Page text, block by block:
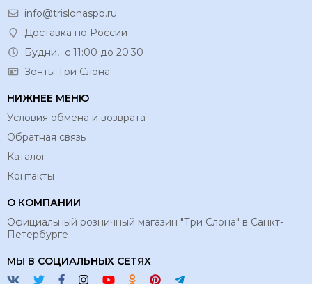
info@trislonaspb.ru
Доставка по России
Будни, с 11:00 до 20:30
Зонты Три Слона
НИЖНЕЕ МЕНЮ
Условия обмена и возврата
Обратная связь
Каталог
Контакты
О КОМПАНИИ
Официальный розничный магазин "Три Слона" в Санкт-
Петербурге
МЫ В СОЦИАЛЬНЫХ СЕТЯХ